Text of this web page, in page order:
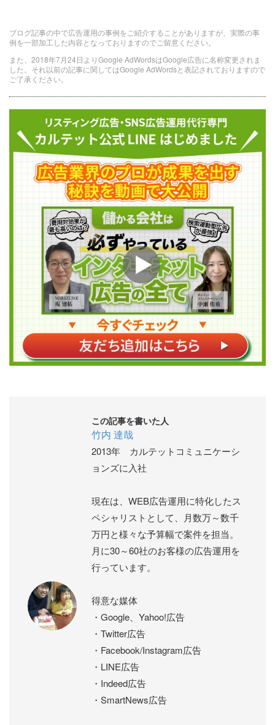
ブログ記事の中で広告運用の事例をご紹介することがありますが、実際の事
例を一部加工した内容となっておりますのでご留意ください。
また、2018年7月24日よりGoogle AdWordsはGoogle広告に名称変更されま
した。それ以前の記事に関してはGoogle AdWordsと表記されておりますので
ご了承ください。
この記事を書いた人
竹内 達哉
2013年 カルテットコミュニケーシ
ョンズに入社
現在は、WEB広告運用に特化したス
ペシャリストとして、月数万～数千
万円と様々な予算幅で案件を担当。
月に30～60社のお客様の広告運用を
行っています。
得意な媒体
・Google、Yahoo!広告
・Twitter広告
・Facebook/Instagram広告
・LINE広告
・Indeed広告
・SmartNews広告